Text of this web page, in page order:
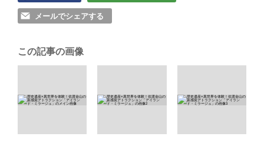
メールでシェアする
この記事の画像